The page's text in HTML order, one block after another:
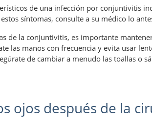
de una infección por conjuntivitis
síntomas, consulte a su médico lo
de la conjuntivitis, es importante
las manos con frecuencia y evita usar
de cambiar a menudo las toallas o
ojos después de la